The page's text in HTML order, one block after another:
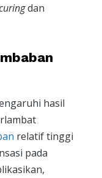
dan
hasil
relatif tinggi
pada